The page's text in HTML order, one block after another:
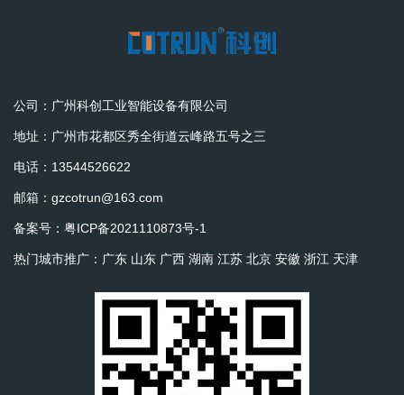
公司：广州科创工业智能设备有限公司
地址：广州市花都区秀全街道云峰路五号之三
电话：13544526622
邮箱：gzcotrun@163.com
备案号： 粤ICP备2021110873号-1
热门城市推广： 广东 山东 广西 湖南 江苏 北京 安徽 浙江 天津